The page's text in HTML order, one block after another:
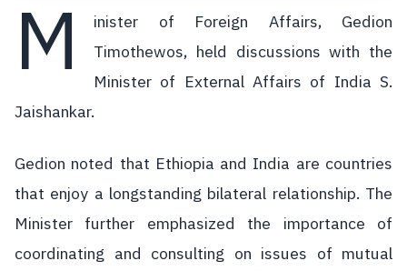
M
inister of Foreign Affairs, Gedion
Timothewos, held discussions with the
Minister of External Affairs of India S.
Jaishankar.
Gedion noted that Ethiopia and India are countries
that enjoy a longstanding bilateral relationship. The
Minister further emphasized the importance of
coordinating and consulting on issues of mutual